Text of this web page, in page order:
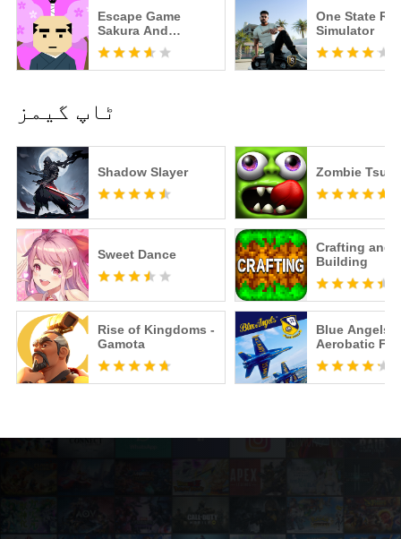
Escape Game
Sakura And
Samurai
One State RP
Simulator
ٹاپ گیمز
Shadow Slayer
Sweet Dance
Rise of Kingdoms -
Gamota
Zombie
Crafting and
Building
Blue Angels:
Aerobatic